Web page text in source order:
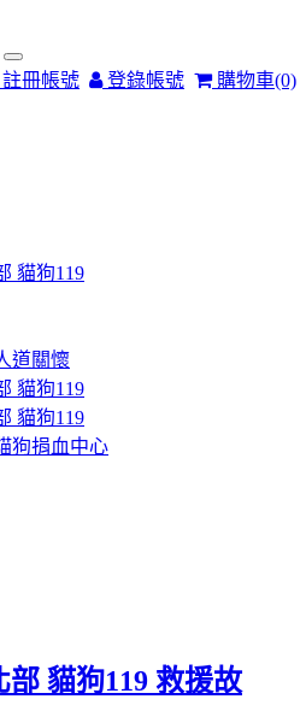
購物車(0)
登錄帳號
冊帳號
貓狗119
道關懷
貓狗119
貓狗119
狗捐血中心
部 貓狗119 救援故